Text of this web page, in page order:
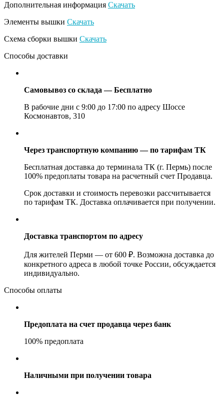
Дополнительная информация Скачать
Элементы вышки Скачать
Схема сборки вышки Скачать
Способы доставки
Самовывоз со склада — Бесплатно
В рабочие дни с 9:00 до 17:00 по адресу Шоссе
Космонавтов, 310
Через транспортную компанию — по тарифам ТК
Бесплатная доставка до терминала ТК (г. Пермь) после
100% предоплаты товара на расчетный счет Продавца.
Срок доставки и стоимость перевозки рассчитывается
по тарифам ТК. Доставка оплачивается при получении.
Доставка транспортом по адресу
Для жителей Перми — от 600 ₽. Возможна доставка до
конкретного адреса в любой точке России, обсуждается
индивидуально.
Способы оплаты
Предоплата на счет продавца через банк
100% предоплата
Наличными при получении товара